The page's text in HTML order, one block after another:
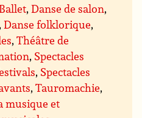
Ballet,Danse de salon,
,Danse folklorique,
,Théâtre de
, Spectacles
, Spectacles
,Tauromachie,
musique et